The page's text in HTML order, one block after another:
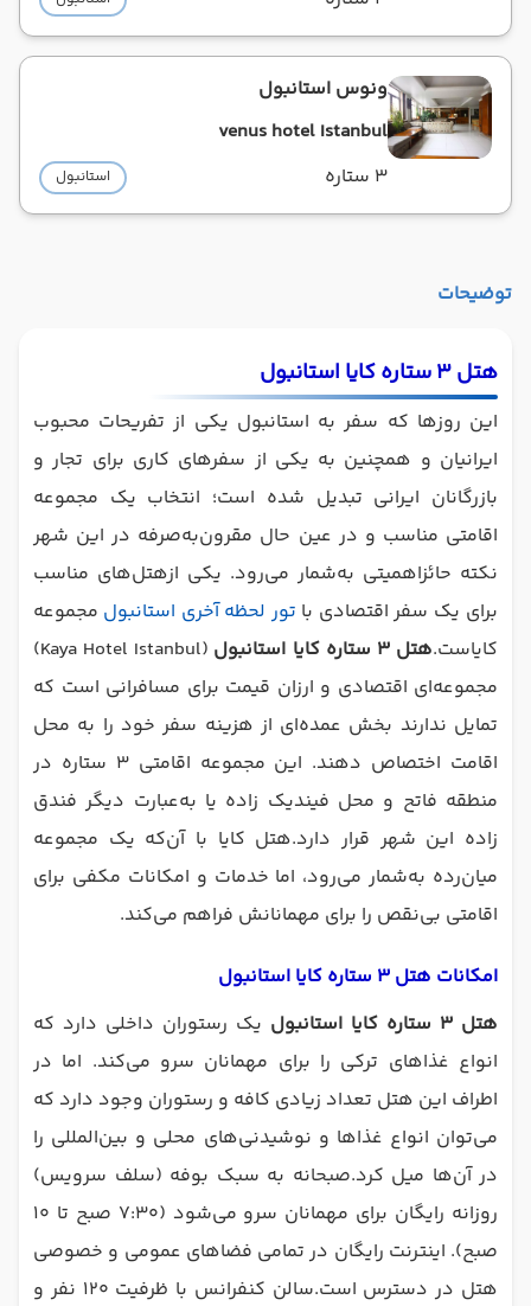
ونوس استانبول
venus hotel Istanbul
3 ستاره
استانبول
توضیحات
هتل 3 ستاره کایا استانبول
این روزها که سفر به استانبول یکی از تفریحات محبوب
ایرانیان و همچنین به یکی از سفرهای کاری برای تجار و
بازرگانان ایرانی تبدیل شده است؛ انتخاب یک مجموعه
اقامتی مناسب و در عین حال مقرون‌به‌صرفه در این شهر
نکته حائز‌اهمیتی به‌شمار می‌رود. یکی ازهتل‌های مناسب
برای یک سفر اقتصادی با تور لحظه آخری استانبول مجموعه
کایاست.هتل 3 ستاره کایا استانبول
(Kaya Hotel Istanbul)
مجموعه‌ای اقتصادی و ارزان قیمت برای مسافرانی است که
تمایل ندارند بخش عمده‌ای از هزینه سفر خود را به محل
اقامت اختصاص دهند. این مجموعه اقامتی ۳ ستاره در
منطقه فاتح و محل فیندیک زاده یا به‌عبارت دیگر فندق
زاده این شهر قرار دارد.هتل کایا با آن‌که یک مجموعه
میان‌رده به‌شمار می‌رود، اما خدمات و امکانات مکفی برای
اقامتی بی‌نقص را برای مهمانانش فراهم می‌کند.
امکانات هتل 3 ستاره کایا استانبول
هتل 3 ستاره کایا استانبول
یک رستوران داخلی دارد که
انواع غذاهای ترکی را برای مهمانان سرو می‌کند. اما در
اطراف این هتل تعداد زیادی کافه و رستوران وجود دارد که
می‌توان انواع غذاها و نوشیدنی‌های محلی و بین‌المللی را
در آن‌ها میل کرد.صبحانه به سبک بوفه (سلف سرویس)
روزانه رایگان برای مهمانان سرو می‌شود (۷:۳۰ صبح تا ۱۰
صبح). اینترنت رایگان در تمامی فضاهای عمومی و خصوصی
هتل در دسترس است.سالن کنفرانس با ظرفیت ۱۲۰ نفر و